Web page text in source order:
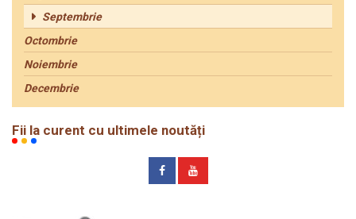
Septembrie
Octombrie
Noiembrie
Decembrie
Fii la curent cu ultimele noutăți